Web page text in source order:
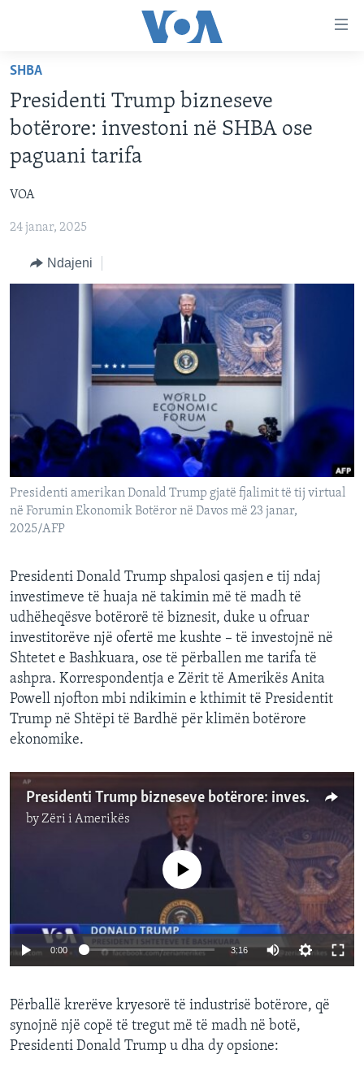
faqen
kryesore
Kalo
tek
faqja
Kalo
tek
kërkimi
FAQJA KRYESORE
BOTA
MJEDISI
SHKENCË DHE TEKNOLOGJI
INTERVISTA
Learning English
FOLLOW US
SHBA
Presidenti Trump bizneseve
botërore: investoni në SHBA ose
paguani tarifa
VOA
24 janar, 2025
Ndajeni
Presidenti amerikan Donald Trump gjatë fjalimit të tij virtual
në Forumin Ekonomik Botëror në Davos më 23 janar,
2025/AFP
Presidenti Donald Trump shpalosi qasjen e tij ndaj
investimeve të huaja në takimin më të madh të
udhëheqësve botërorë të biznesit, duke u ofruar
investitorëve një ofertë me kushte – të investojnë në
Shtetet e Bashkuara, ose të përballen me tarifa të
ashpra. Korrespondentja e Zërit të Amerikës Anita
Powell njofton mbi ndikimin e kthimit të Presidentit
Trump në Shtëpi të Bardhë për klimën botërore
ekonomike.
Presidenti Trump bizneseve botërore: investoni në SHBA ose paguani tarifa
byZëri i Amerikës
Auto 240p 360p 480p
No media source currently available
0:00 3:16 Auto
360p
480p
Përballë krerëve kryesorë të industrisë botërore, që
synojnë një copë të tregut më të madh në botë,
Presidenti Donald Trump u dha dy opsione: